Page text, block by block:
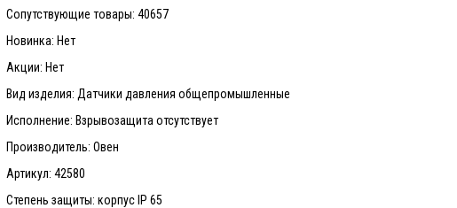
Сопутствующие товары: 40657
Новинка: Нет
Акции: Нет
Вид изделия: Датчики давления общепромышленныe
Исполнение: Взрывозащита отсутствует
Производитель: Овен
Артикул: 42580
Степень защиты: корпус IP 65